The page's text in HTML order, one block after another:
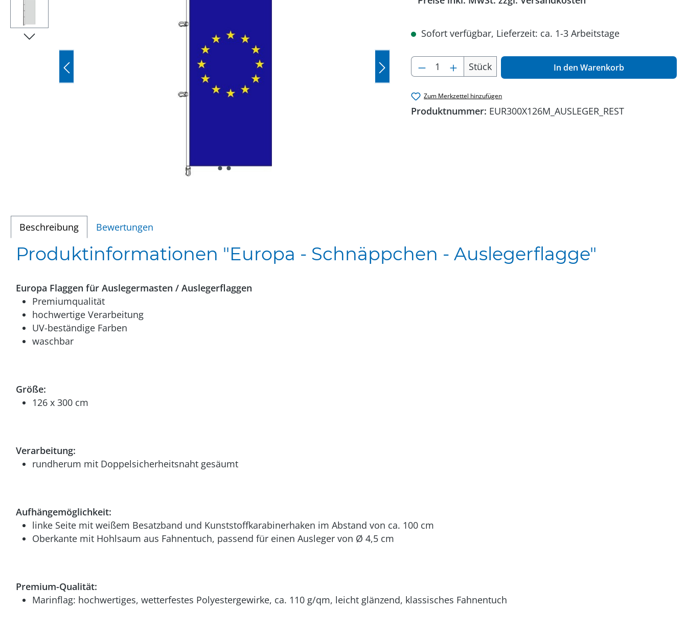
Sofort verfügbar, Lieferzeit: ca. 1-3 Arbeitstage
Produkt Anzahl: Gib den gewünschten Wert
Stück In den Warenkorb
Zum Merkzettel hinzufügen
Produktnummer: EUR300X126M_AUSLEGER_REST
Beschreibung Bewertungen
Produktinformationen "Europa - Schnäppchen - Auslegerflagge"
Europa Flaggen für Auslegermasten / Auslegerflaggen
Premiumqualität
hochwertige Verarbeitung
UV-beständige Farben
waschbar
Größe:
126 x 300 cm
Verarbeitung:
rundherum mit Doppelsicherheitsnaht gesäumt
Aufhängemöglichkeit:
linke Seite mit weißem Besatzband und Kunststoffkarabinerhaken im Abstand von ca. 100 cm
Oberkante mit Hohlsaum aus Fahnentuch, passend für einen Ausleger von Ø 4,5 cm
Premium-Qualität:
Marinflag: hochwertiges, wetterfestes Polyestergewirke, ca. 110 g/qm, leicht glänzend, klassisches Fahnentuch